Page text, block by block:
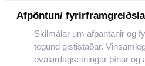
Afpöntun/ fyrirframgreiðsla
Skilmálar um afpantanir og
tegund gististaðar.
dvalardagsetningar þínar og